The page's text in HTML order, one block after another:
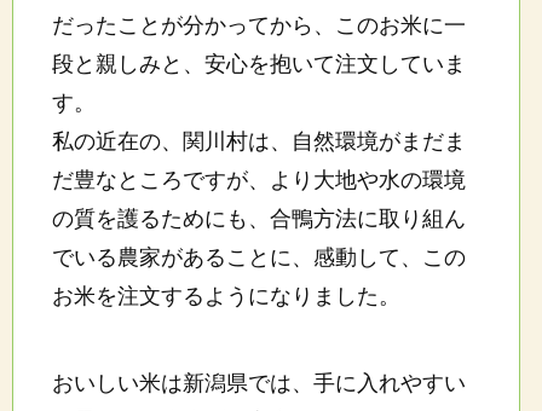
だったことが分かってから、このお米に一
段と親しみと、安心を抱いて注文していま
す。
私の近在の、関川村は、自然環境がまだま
だ豊なところですが、より大地や水の環境
の質を護るためにも、合鴨方法に取り組ん
でいる農家があることに、感動して、この
お米を注文するようになりました。
おいしい米は新潟県では、手に入れやすい